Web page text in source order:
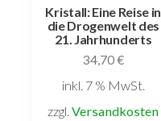
Kristall: Eine Reise in
die Drogenwelt des
21. Jahrhunderts
34,70€
inkl. 7 % MwSt.
zzgl.Versandkosten